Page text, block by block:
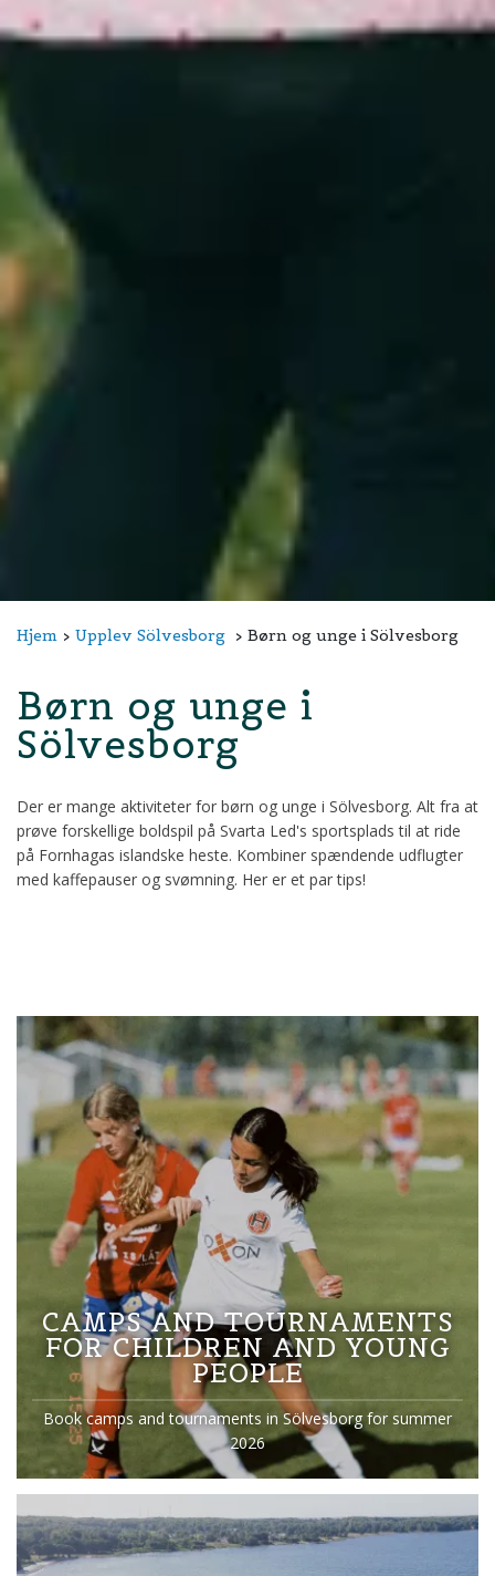
Hjem Upplev Sölvesborg Børn og unge i Sölvesborg
Børn og unge i
Sölvesborg
Der er mange aktiviteter for børn og unge i Sölvesborg. Alt fra at
prøve forskellige boldspil på Svarta Led's sportsplads til at ride
på Fornhagas islandske heste. Kombiner spændende udflugter
med kaffepauser og svømning. Her er et par tips!
CAMPS AND TOURNAMENTS
FOR CHILDREN AND YOUNG
PEOPLE
Book camps and tournaments in Sölvesborg for summer
2026